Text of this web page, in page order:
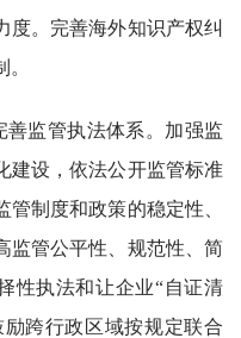
度。完善海外知识产权纠
善监管执法体系。加强监
建设，依法公开监管标准
管制度和政策的稳定性、
监管公平性、规范性、简
性执法和让企业“自证清
励跨行政区域按规定联合